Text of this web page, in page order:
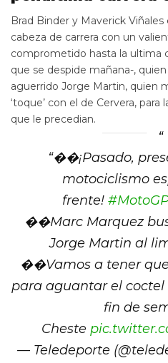
Brad Binder y Maverick
cabeza de carrera con un
comprometido hasta la ultima
que se despide mañana-,
aguerrido Jorge Martin, quien
‘toque’ con el de Cervera,
que le precedian.
“��¡Pasado,
motociclismo
frente!
��Marc Marquez
Jorge Martin al
��Vamos a tener
para aguantar el coctel
fin de
Cheste
— Teledeporte